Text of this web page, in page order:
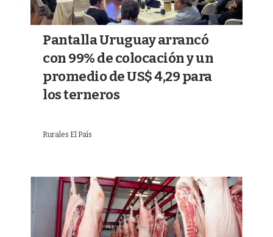
Pantalla Uruguay arrancó
con 99% de colocación y un
promedio de US$ 4,29 para
los terneros
Rurales El País